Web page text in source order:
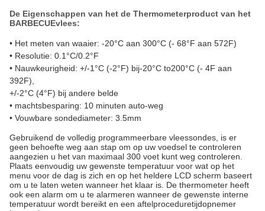
De Eigenschappen van het de Thermometerproduct van het
BARBECUEvlees:
• Het meten van waaier: -20°C aan 300°C (- 68°F aan 572F)
• Resolutie: 0.1°C/0.2°F
• Nauwkeurigheid: +/-1°C (-2°F) bij-20°C to200°C (- 4F aan
392F),
+/-2°C (4°F) bij andere belde
• machtsbesparing: 10 minuten auto-weg
• Vouwbare sondediameter: 3.5mm
Gebruikend de volledig programmeerbare vleessondes, is er
geen behoefte weg aan stap om op uw voedsel te controleren
aangezien u het van maximaal 300 voet kunt weg controleren.
Plaats eenvoudig uw gewenste temperatuur voor wat op het
menu voor de dag is zich en op het heldere LCD scherm baseert
om u te laten weten wanneer het klaar is. De thermometer heeft
ook een alarm om u te alarmeren wanneer de gewenste interne
temperatuur wordt bereikt en een aftelproceduretijdopnemer